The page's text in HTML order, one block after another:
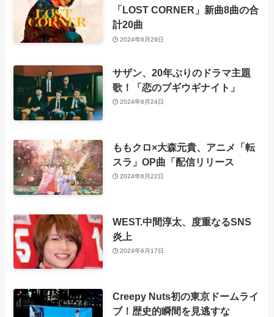
「LOST CORNER」新曲8曲の合
計20曲
2024年6月29日
サザン、20年ぶりのドラマ主題
歌！「恋のブギウギナイト」
2024年6月24日
ももクロ×大森元貴、アニメ「転
スラ」OP曲「配信リリース
2024年6月22日
WEST.中間淳太、度重なるSNS
炎上
2024年6月17日
Creepy Nuts初の東京ドームライ
ブ！歴史的瞬間を見逃すな